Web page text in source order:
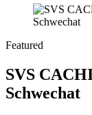
Featured
SVS
Schwechat